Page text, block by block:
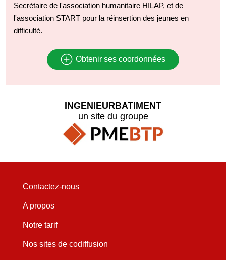
Secrétaire de l'association humanitaire HILAP, et de
l'association START pour la réinsertion des jeunes en
difficulté.
Obtenir ses coordonnées
INGENIEURBATIMENT
un site du groupe
Contactez-nous
A propos
Notre tarif
Nos sites de codiffusion